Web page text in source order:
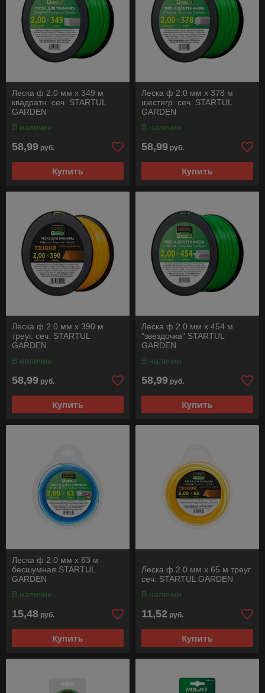
Леска ф 2.0 мм х 349 м
квадратн. сеч. STARTUL
GARDEN
В наличии
58,99 руб.
Купить
Леска ф 2.0 мм х 378 м
шестигр. сеч. STARTUL
GARDEN
В наличии
58,99 руб.
Купить
Леска ф 2.0 мм х 390 м
треуг. сеч. STARTUL
GARDEN
В наличии
58,99 руб.
Купить
Леска ф 2.0 мм х 454 м
"звездочка" STARTUL
GARDEN
В наличии
58,99 руб.
Купить
Леска ф 2.0 мм х 63 м
бесшумная STARTUL
GARDEN
В наличии
15,48 руб.
Купить
Леска ф 2.0 мм х 65 м треуг.
сеч. STARTUL GARDEN
В наличии
11,52 руб.
Купить